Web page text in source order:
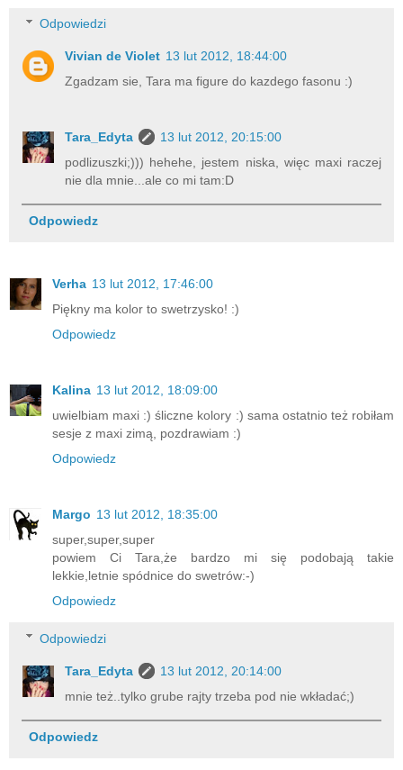
Odpowiedzi
Vivian de Violet 13 lut 2012, 18:44:00
Zgadzam sie, Tara ma figure do kazdego fasonu :)
Tara_Edyta
13 lut 2012, 20:15:00
podlizuszki;))) hehehe, jestem niska, więc maxi raczej
nie dla mnie...ale co mi tam:D
Odpowiedz
Verha 13 lut 2012, 17:46:00
Piękny ma kolor to swetrzysko! :)
Odpowiedz
Kalina 13 lut 2012, 18:09:00
uwielbiam maxi :) śliczne kolory :) sama ostatnio też robiłam
sesje z maxi zimą, pozdrawiam :)
Odpowiedz
Margo 13 lut 2012, 18:35:00
super,super,super
powiem Ci Tara,że bardzo mi się podobają takie
lekkie,letnie spódnice do swetrów:-)
Odpowiedz
Odpowiedzi
Tara_Edyta
13 lut 2012, 20:14:00
mnie też..tylko grube rajty trzeba pod nie wkładać;)
Odpowiedz